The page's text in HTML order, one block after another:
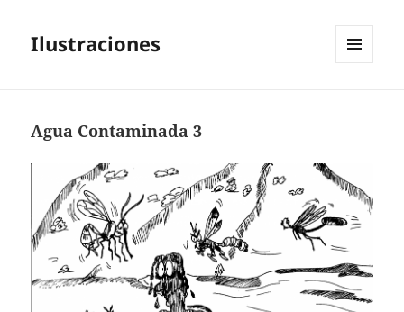
Ilustraciones
Agua Contaminada 3